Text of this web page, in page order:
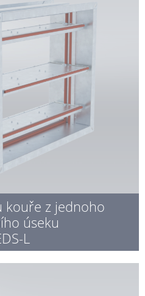
kouře z jednoho
úseku
L